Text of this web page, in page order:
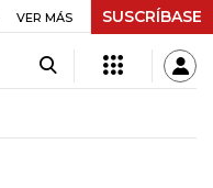
$ 416,91 +$ 0,05 +0,01%
VER MÁS SUSCRÍBASE